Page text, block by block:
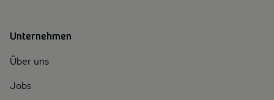
Unternehmen
Über uns
Jobs